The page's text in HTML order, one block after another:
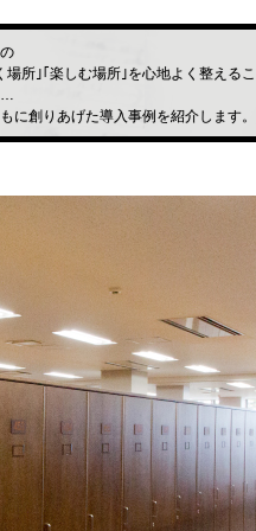
場所｣｢楽しむ場所｣を心地よく整える
…
に創りあげた導入事例を紹介します。